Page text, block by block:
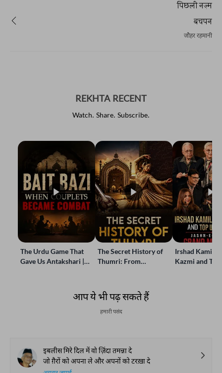
पिछली नज़्म
बचपन
जौहर रहमानी
REKHTA RECENT
Watch. Share. Subscribe.
The Urdu Game That
Gave Us Antakshari |
The Secret History of
Thumri: From
Irshad Kamil,
Kazmi and
आप ये भी पढ़ सकते हैं
हमारी पसंद
इबलीस मिरे दिल में वो ज़िंदा तमन्ना दे
जो ग़ैरों को अपना ले और अपनों को टरख़ा दे